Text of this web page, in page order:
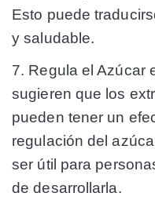
Esto puede
y saludable.
7. Regula el Azúcar
sugieren que los
pueden tener un
regulación del
ser útil para
de desarrollarla.